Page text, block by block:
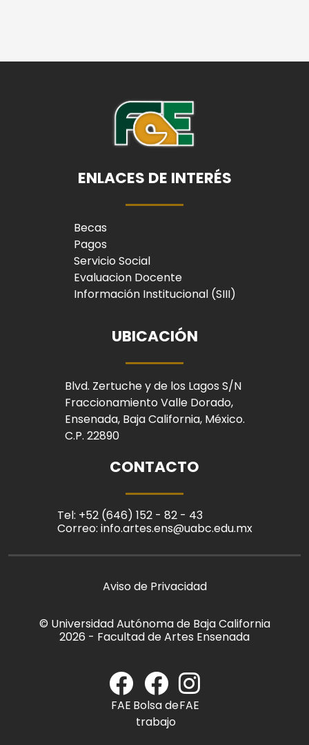
ENLACES DE INTERÉS
Becas
Pagos
Servicio Social
Evaluacion Docente
Información Institucional (SIII)
UBICACIÓN
Blvd. Zertuche y de los Lagos S/N
Fraccionamiento Valle Dorado,
Ensenada, Baja California, México.
C.P. 22890
CONTACTO
Tel: +52 (646) 152 - 82 - 43
Correo: info.artes.ens@uabc.edu.mx
Aviso de Privacidad
© Universidad Autónoma de Baja California
2026 - Facultad de Artes Ensenada
FAE Bolsa de
trabajo
FAE